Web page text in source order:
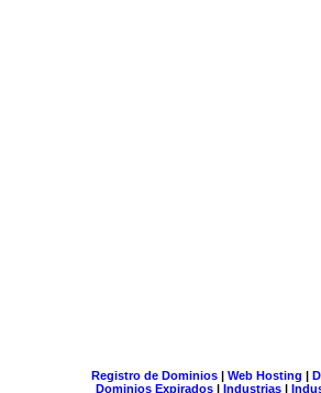
Registro de Dominios| Web Hosting |
Dominios Expirados | Industrias |